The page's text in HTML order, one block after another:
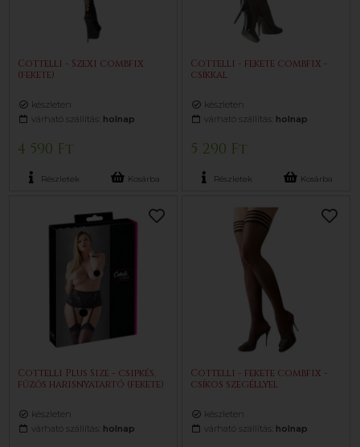
Cottelli - Szexi combfix
(fekete)
készleten
várható szállítás: holnap
4 590 Ft
Részletek Kosárba
Cottelli - fekete combfix -
csíkkal
készleten
várható szállítás: holnap
5 290 Ft
Részletek Kosárba
Cottelli Plus Size - csipkés,
fűzős harisnyatartó (fekete)
készleten
várható szállítás: holnap
Cottelli - fekete combfix -
csíkos szegéllyel
készleten
várható szállítás: holnap